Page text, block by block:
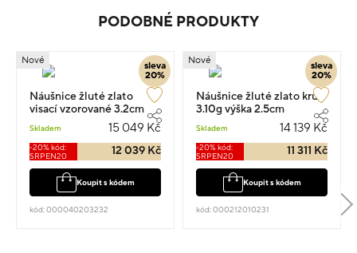
PODOBNÉ PRODUKTY
sleva
20%
Nové
Náušnice žluté zlato
visací vzorované 3.2cm
Skladem 15 049 Kč
-20% kód:
SRPEN20
12 039 Kč
Koupit s kódem
kód: 000040203232
sleva
20%
Nové
Náušnice žluté zlato kruh
3.10g výška 2.5cm
Skladem 14 139 Kč
-20% kód:
SRPEN20
11 311 Kč
Koupit s kódem
kód: 000212010231